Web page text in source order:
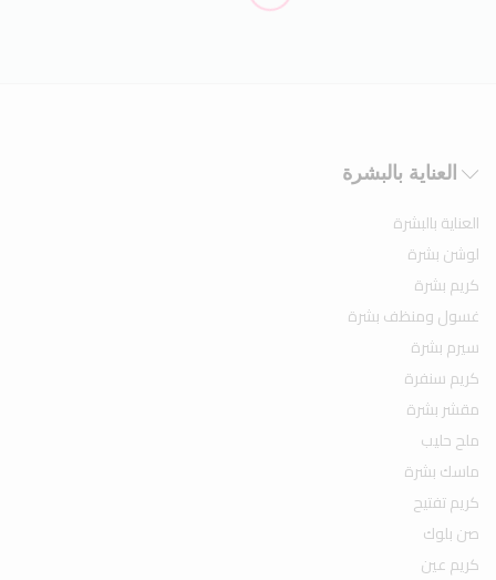
العناية بالبشرة
العناية بالبشرة
لوشن بشرة
كريم بشرة
غسول ومنظف بشرة
سيرم بشرة
كريم سنفرة
مقشر بشرة
ملح حليب
ماسك بشرة
كريم تفتيح
صن بلوك
كريم عين